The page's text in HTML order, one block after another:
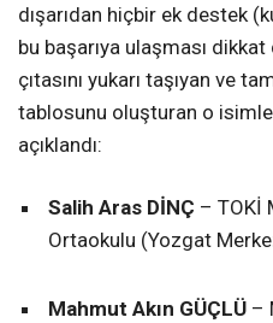
dışarıdan hiçbir ek destek
bu başarıya ulaşması
çıtasını yukarı taşıyan ve
tablosunu oluşturan o
açıklandı:
Salih Aras DİNÇ – TOKİ
Ortaokulu (Yozgat
Mahmut Akın GÜÇLÜ –